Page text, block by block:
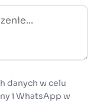
danych w celu
i WhatsApp w